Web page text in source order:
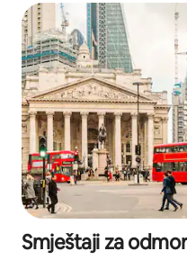
Smještaji za